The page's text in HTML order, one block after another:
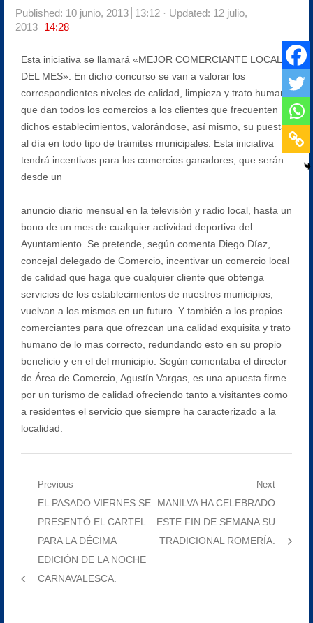
Published: 10 junio, 2013 13:12
Updated: 12 julio,
2013
14:28
Esta iniciativa se llamará «MEJOR COMERCIANTE LOCAL
DEL MES». En dicho concurso se van a valorar los
correspondientes niveles de calidad, limpieza y trato humano
que dan todos los comercios a los clientes que frecuenten
dichos establecimientos, valorándose, así mismo, su puesta
al día en todo tipo de trámites municipales. Esta iniciativa
tendrá incentivos para los comercios ganadores, que serán
desde un
anuncio diario mensual en la televisión y radio local, hasta un
bono de un mes de cualquier actividad deportiva del
Ayuntamiento. Se pretende, según comenta Diego Díaz,
concejal delegado de Comercio, incentivar un comercio local
de calidad que haga que cualquier cliente que obtenga
servicios de los establecimientos de nuestros municipios,
vuelvan a los mismos en un futuro. Y también a los propios
comerciantes para que ofrezcan una calidad exquisita y trato
humano de lo mas correcto, redundando esto en su propio
beneficio y en el del municipio. Según comentaba el director
de Área de Comercio, Agustín Vargas, es una apuesta firme
por un turismo de calidad ofreciendo tanto a visitantes como
a residentes el servicio que siempre ha caracterizado a la
localidad.
Navegación
entradas
Previous
Previous
post:
EL PASADO VIERNES SE
PRESENTÓ EL CARTEL
PARA LA DÉCIMA
EDICIÓN DE LA NOCHE
CARNAVALESCA.
Next
Next
post:
MANILVA HA CELEBRADO
ESTE FIN DE SEMANA SU
TRADICIONAL ROMERÍA.